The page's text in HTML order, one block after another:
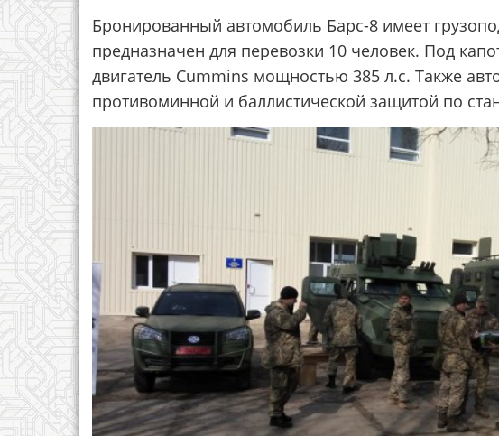
Бронированный автомобиль Барс-8 имеет
предназначен для перевозки 10 человек. Под
двигатель Cummins мощностью 385 л.с. Также
противоминной и баллистической защитой по